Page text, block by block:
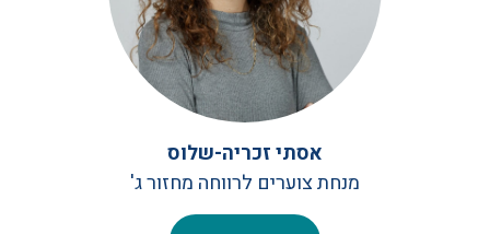
אסתי זכריה-שלוס
מנחת צוערים לרווחה מחזור ג'